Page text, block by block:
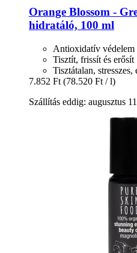
Orange Blossom -​
hidratáló, 100 ml
Antioxidatív védelem
Tisztít, frissít és erősít
Tisztátalan, stresszes,
7.852 Ft (78.520 Ft / l)
Szállítás eddig: augusztus